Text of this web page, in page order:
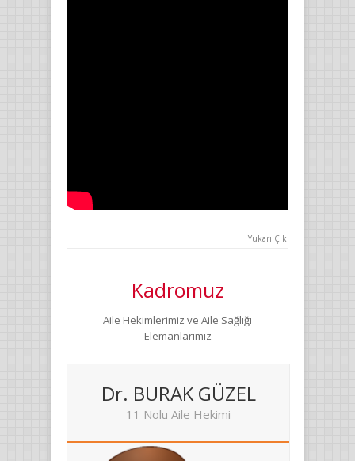
Yukarı Çık
Kadromuz
Aile Hekimlerimiz ve Aile Sağlığı
Elemanlarımız
Dr. BURAK GÜZEL
11 Nolu Aile Hekimi